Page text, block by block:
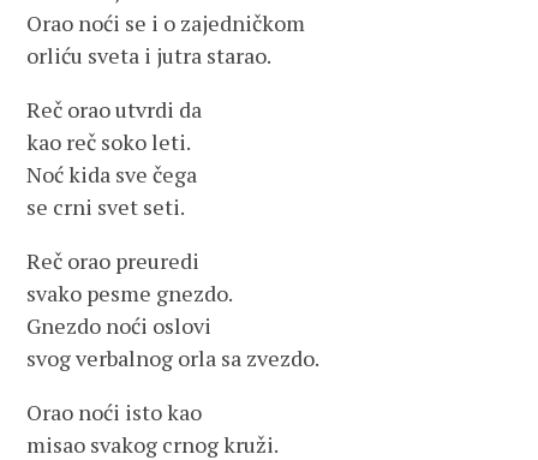
Orao noći se i o zajedničkom
orliću sveta i jutra starao.
Reč orao utvrdi da
kao reč soko leti.
Noć kida sve čega
se crni svet seti.
Reč orao preuredi
svako pesme gnezdo.
Gnezdo noći oslovi
svog verbalnog orla sa zvezdo.
Orao noći isto kao
misao svakog crnog kruži.